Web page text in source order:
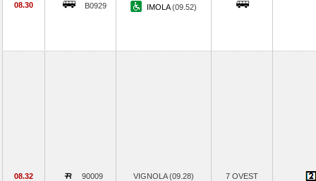
08.30 B0929 IMOLA(09.52)
08.32 90009 VIGNOLA (09.28) 7 OVEST